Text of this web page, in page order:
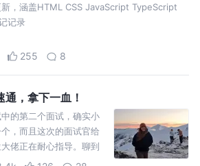
，涵盖HTML CSS JavaScript TypeScript
记录
255 8
，拿下一血！
的第二个面试，确实小
，而且这次的面试官给
佬正在耐心指导。聊到
心请教一下面试官可否